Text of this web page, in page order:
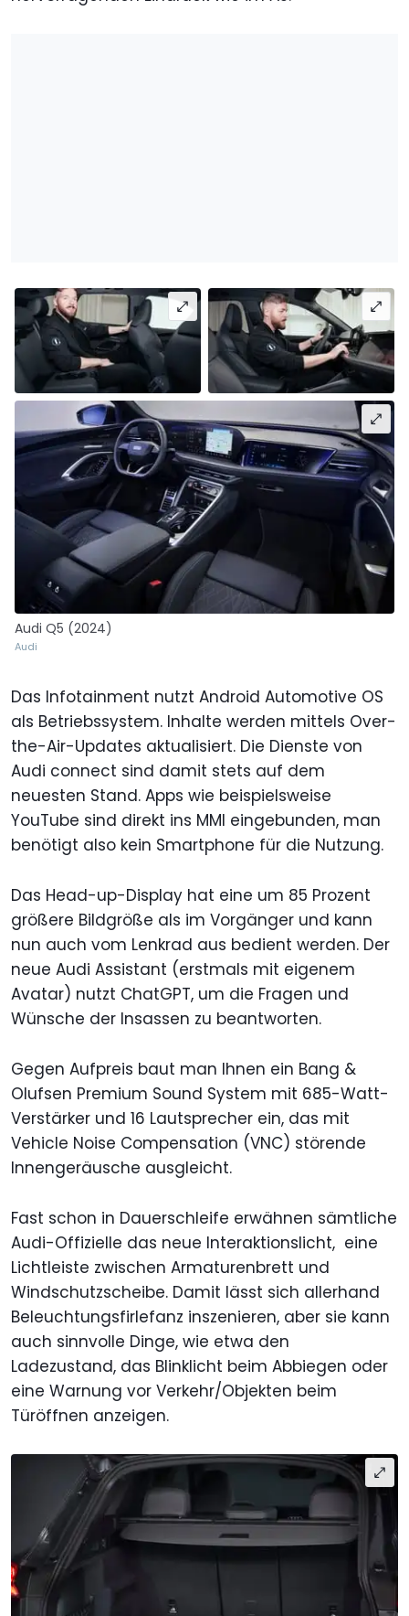
Audi Q5 (2024)
Audi
Das Infotainment nutzt Android Automotive OS
als Betriebssystem. Inhalte werden mittels Over-
the-Air-Updates aktualisiert. Die Dienste von
Audi connect sind damit stets auf dem
neuesten Stand. Apps wie beispielsweise
YouTube sind direkt ins MMI eingebunden, man
benötigt also kein Smartphone für die Nutzung.
Das Head-up-Display hat eine um 85 Prozent
größere Bildgröße als im Vorgänger und kann
nun auch vom Lenkrad aus bedient werden. Der
neue Audi Assistant (erstmals mit eigenem
Avatar) nutzt ChatGPT, um die Fragen und
Wünsche der Insassen zu beantworten.
Gegen Aufpreis baut man Ihnen ein Bang &
Olufsen Premium Sound System mit 685-Watt-
Verstärker und 16 Lautsprecher ein, das mit
Vehicle Noise Compensation (VNC) störende
Innengeräusche ausgleicht.
Fast schon in Dauerschleife erwähnen sämtliche
Audi-Offizielle das neue Interaktionslicht, eine
Lichtleiste zwischen Armaturenbrett und
Windschutzscheibe. Damit lässt sich allerhand
Beleuchtungsfirlefanz inszenieren, aber sie kann
auch sinnvolle Dinge, wie etwa den
Ladezustand, das Blinklicht beim Abbiegen oder
eine Warnung vor Verkehr/Objekten beim
Türöffnen anzeigen.